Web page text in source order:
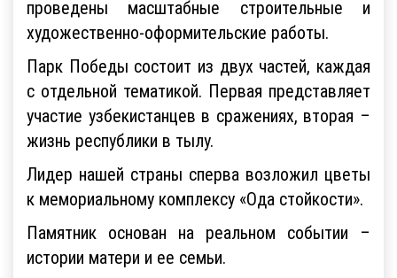
проведены масштабные строительные и
художественно-оформительские работы.
Парк Победы состоит из двух частей, каждая
с отдельной тематикой. Первая представляет
участие узбекистанцев в сражениях, вторая –
жизнь республики в тылу.
Лидер нашей страны сперва возложил цветы
к мемориальному комплексу «Ода стойкости».
Памятник основан на реальном событии –
истории матери и ее семьи.